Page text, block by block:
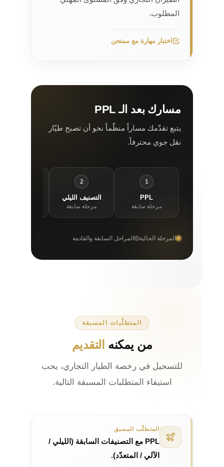
المطلوب.
اختبار مهارة مع ممتحن
مسارك بعد الـ PPL
يتبع تقدّمك مساراً منظّماً نحو أن تصبح طيّار
نقل جوي محترفاً.
1
PPL
مرحلة سابقة
2
التصنيف الليلي
مرحلة سابقة
المرحلة الحالية المراحل السابقة والقادمة
المتطلّبات المسبقة
من يمكنه التقديم
للتسجيل في رخصة الطيار التجاري، يجب
استيفاء المتطلبات المسبقة التالية.
المتطلّب المسبق
PPL مع التصنيفات السابقة (الليلي /
الآلي / المتعدّد).